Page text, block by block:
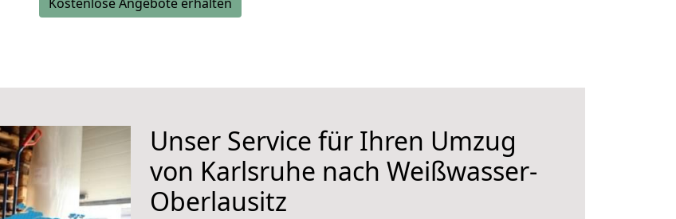
Unser Service für Ihren Umzug
von Karlsruhe nach Weißwasser-
Oberlausitz